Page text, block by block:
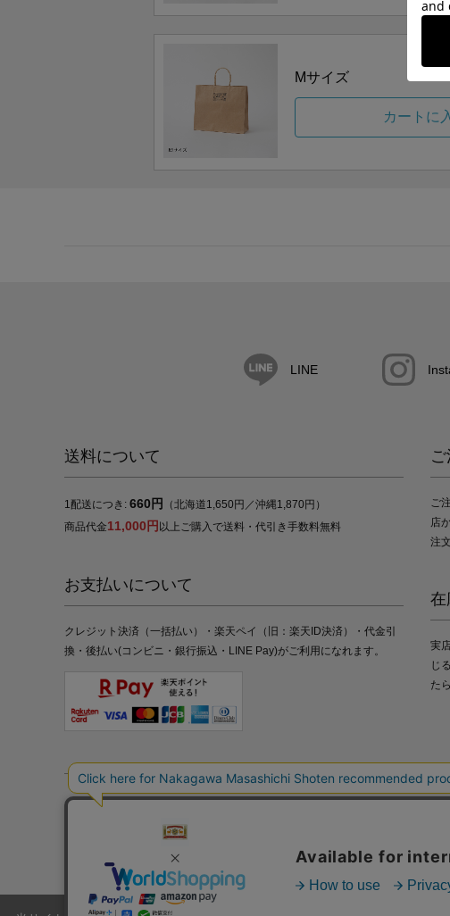
Mサイズ
カートに
LINE
送料について
1配送につき: 660円
（北海道1,650円／沖縄1,870円）
商品代金11,000円 以上ご購入で送料・代引き手数料無料
お支払いについて
クレジット決済（一括払い）・楽天ペイ（旧：楽天ID決済）・代金引
換・後払い(コンビニ・銀行振込・LINE Pay)がご利用になれます。
ご
店
注
在
実
じ
た
プライバシーポリシー